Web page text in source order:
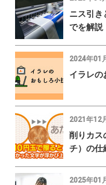
ニス引き
でを解説
2024年01
イラレの
2021年12
削りカス
チ）の仕
2025年01